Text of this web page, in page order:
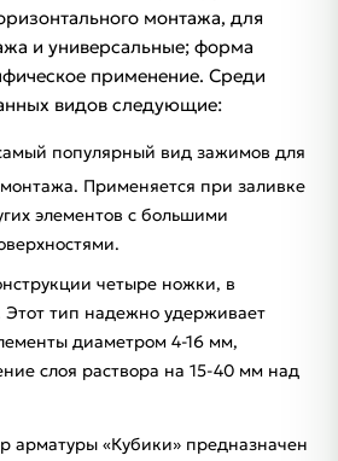
монтажа, для
и универсальные; форма
применение. Среди
видов следующие:
популярный вид зажимов для
монтажа. Применяется при заливке
элементов с большими
четыре ножки, в
Этот тип надежно удерживает
диаметром 4-16 мм,
слоя раствора на 15-40 мм над
арматуры «Кубики» предназначен